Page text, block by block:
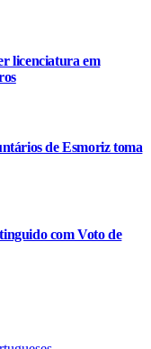
licenciatura em
de Esmoriz toma
com Voto de